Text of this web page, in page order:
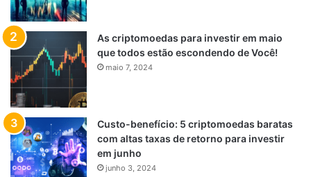
As criptomoedas para investir em maio
que todos estão escondendo de Você!
maio 7, 2024
Custo-benefício: 5 criptomoedas baratas
com altas taxas de retorno para investir
em junho
junho 3, 2024